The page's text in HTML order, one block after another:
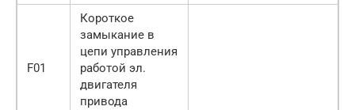
F01
Короткое
замыкание в
цепи управления
работой эл.
двигателя
привода